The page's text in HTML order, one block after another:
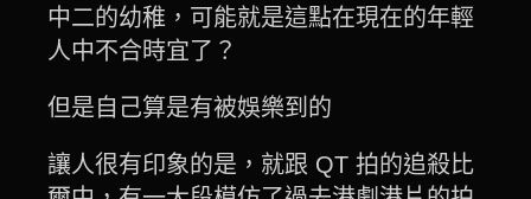
中二的幼稚，可能就是這點在現在的年輕
人中不合時宜了？
但是自己算是有被娛樂到的
讓人很有印象的是，就跟 QT 拍的追殺比